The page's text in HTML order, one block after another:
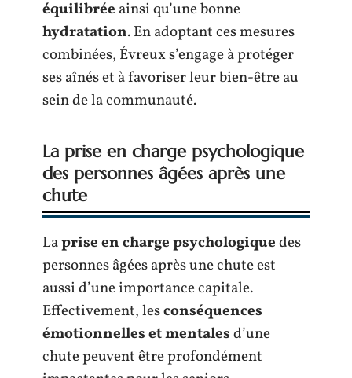
équilibrée ainsi qu’une bonne
hydratation. En adoptant ces mesures
combinées, Évreux s’engage à protéger
ses aînés et à favoriser leur bien-être au
sein de la communauté.
La prise en charge psychologique
des personnes âgées après une
chute
Laprise en charge psychologiquedes
personnes âgées après une chute est
aussi d’une importance capitale.
Effectivement, lesconséquences
émotionnelles et mentalesd’une
chute peuvent être profondément